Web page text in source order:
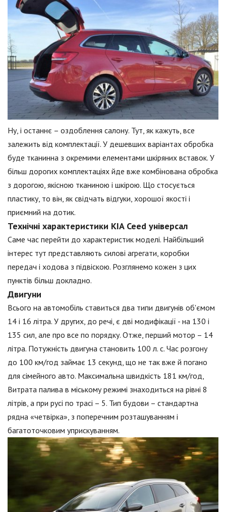
Ну, і останнє – оздоблення салону. Тут, як кажуть, все
залежить від комплектації. У дешевших варіантах обробка
буде тканинна з окремими елементами шкіряних вставок. У
більш дорогих комплектаціях йде вже комбінована обробка
з дорогою, якісною тканиною і шкірою. Що стосується
пластику, то він, як свідчать відгуки, хорошої якості і
приємний на дотик.
Технічні характеристики KIA Ceed універсал
Саме час перейти до характеристик моделі. Найбільший
інтерес тут представляють силові агрегати, коробки
передач і ходова з підвіскою. Розглянемо кожен з цих
пунктів більш докладно.
Двигуни
Всього на автомобіль ставиться два типи двигунів об'ємом
14 і 16 літра. У других, до речі, є дві модифікації - на 130 і
135 сил, але про все по порядку. Отже, перший мотор – 14
літра. Потужність двигуна становить 100 л. с. Час розгону
до 100 км/год займає 13 секунд, що не так вже й погано
для сімейного авто. Максимальна швидкість 181 км/год,
Витрата палива в міському режимі знаходиться на рівні 8
літрів, а при русі по трасі – 5. Тип будови – стандартна
рядна «четвірка», з поперечним розташуванням і
багатоточковим уприскуванням.